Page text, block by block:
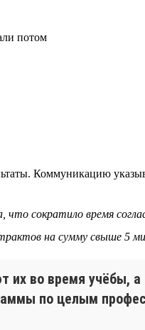
потом
Коммуникацию
сократило время
на сумму свыше 5
во время учёбы, а
по целым